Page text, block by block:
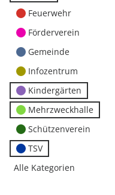
Feuerwehr
Förderverein
Gemeinde
Infozentrum
Kindergärten
Mehrzweckhalle
Schützenverein
TSV
Alle Kategorien